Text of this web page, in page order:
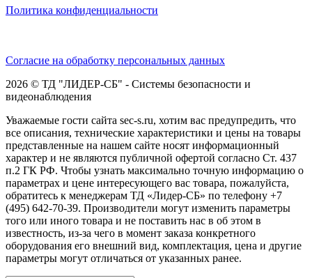
Политика конфиденциальности
Согласие на обработку персональных данных
2026 © ТД "ЛИДЕР-СБ" - Системы безопасности и
видеонаблюдения
Уважаемые гости сайта sec-s.ru, хотим вас предупредить, что
все описания, технические характеристики и цены на товары
представленные на нашем сайте носят информационный
характер и не являются публичной офертой согласно Ст. 437
п.2 ГК РФ. Чтобы узнать максимально точную информацию о
параметрах и цене интересующего вас товара, пожалуйста,
обратитесь к менеджерам ТД «Лидер-СБ» по телефону +7
(495) 642-70-39. Производители могут изменить параметры
того или иного товара и не поставить нас в об этом в
известность, из-за чего в момент заказа конкретного
оборудования его внешний вид, комплектация, цена и другие
параметры могут отличаться от указанных ранее.